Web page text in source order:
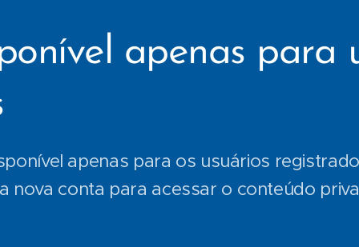
apenas para
apenas para os usuários
nova conta para acessar o conteúdo